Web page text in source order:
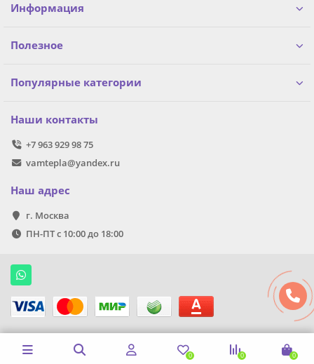
Информация
Полезное
Популярные категории
Наши контакты
+7 963 929 98 75
vamtepla@yandex.ru
Наш адрес
г. Москва
ПН-ПТ с 10:00 до 18:00
0 0 0